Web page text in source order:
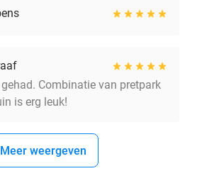
Combinatie van pretpark
is erg leuk!
Meer weergeven